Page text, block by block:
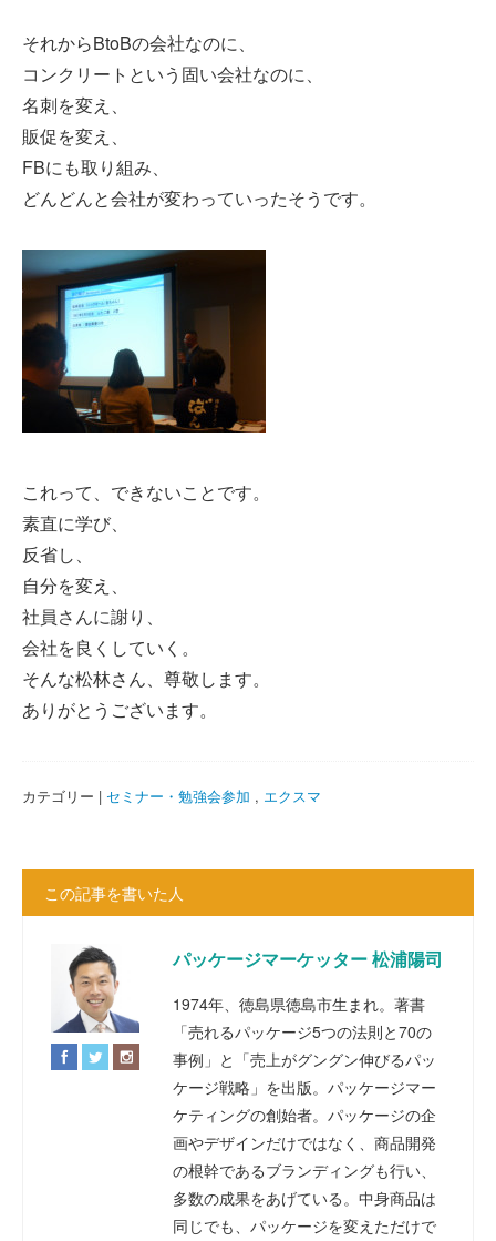
それからBtoBの会社なのに、
コンクリートという固い会社なのに、
名刺を変え、
販促を変え、
FBにも取り組み、
どんどんと会社が変わっていったそうです。
これって、できないことです。
素直に学び、
反省し、
自分を変え、
社員さんに謝り、
会社を良くしていく。
そんな松林さん、尊敬します。
ありがとうございます。
カテゴリー | セミナー・勉強会参加 , エクスマ
この記事を書いた人
パッケージマーケッター 松浦陽司
1974年、徳島県徳島市生まれ。著書
「売れるパッケージ5つの法則と70の
事例」と「売上がグングン伸びるパッ
ケージ戦略」を出版。パッケージマー
ケティングの創始者。パッケージの企
画やデザインだけではなく、商品開発
の根幹であるブランディングも行い、
多数の成果をあげている。中身商品は
同じでも、パッケージを変えただけで